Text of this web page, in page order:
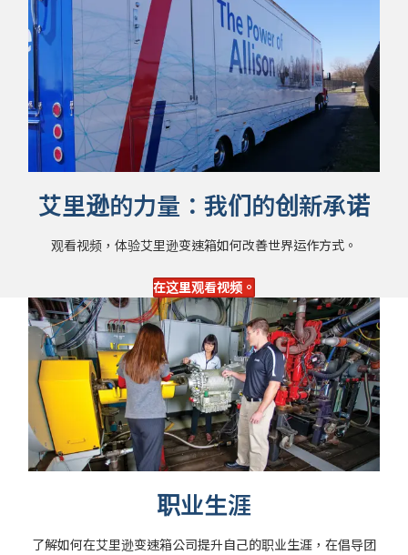
艾里逊的力量：我们的创新承诺
观看视频，体验艾里逊变速箱如何改善世界运作方式。
在这里观看视频。
职业生涯
了解如何在艾里逊变速箱公司提升自己的职业生涯，在倡导团